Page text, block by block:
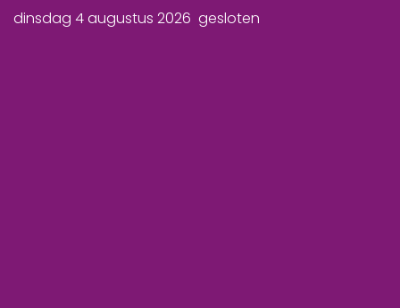
dinsdag 4 augustus 2026 gesloten